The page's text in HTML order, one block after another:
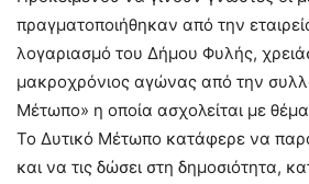
πραγματοποιήθηκαν από την
λογαριασμό του Δήμου Φυλής,
μακροχρόνιος αγώνας από την
Μέτωπο» η οποία ασχολείται με
Το Δυτικό Μέτωπο κατάφερε να
και να τις δώσει στη δημοσιότητα,